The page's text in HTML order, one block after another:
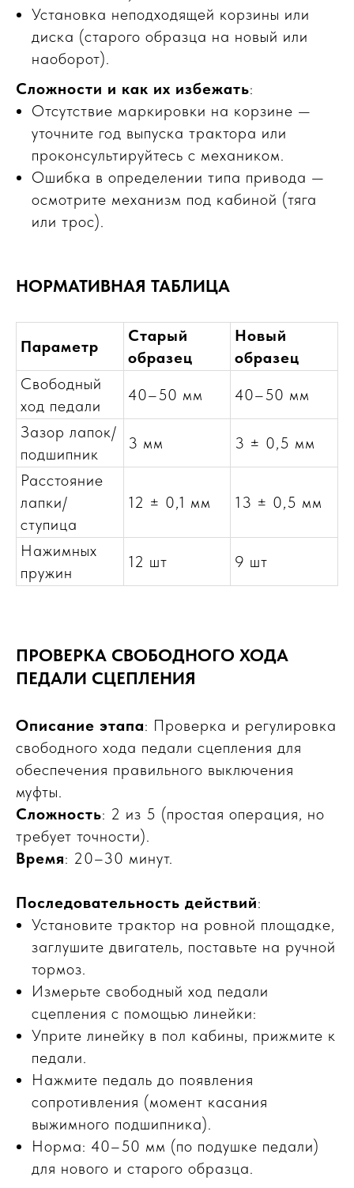
Установка неподходящей корзины или
диска (старого образца на новый или
наоборот).
Сложности и как их избежать:
Отсутствие маркировки на корзине —
уточните год выпуска трактора или
проконсультируйтесь с механиком.
Ошибка в определении типа привода —
осмотрите механизм под кабиной (тяга
или трос).
НОРМАТИВНАЯ ТАБЛИЦА
Параметр
Старый
образец
Новый
образец
Свободный
ход педали
40–50 мм
40–50 мм
Зазор лапок/
подшипник
3 мм
3 ± 0,5 мм
Расстояние
лапки/
ступица
12 ± 0,1 мм 13 ± 0,5 мм
Нажимных
пружин
12 шт 9 шт
ПРОВЕРКА СВОБОДНОГО ХОДА
ПЕДАЛИ СЦЕПЛЕНИЯ
Описание этапа: Проверка и регулировка
свободного хода педали сцепления для
обеспечения правильного выключения
муфты.
Сложность: 2 из 5 (простая операция, но
требует точности).
Время: 20–30 минут.
Последовательность действий:
Установите трактор на ровной площадке,
заглушите двигатель, поставьте на ручной
тормоз.
Измерьте свободный ход педали
сцепления с помощью линейки:
Уприте линейку в пол кабины, прижмите к
педали.
Нажмите педаль до появления
сопротивления (момент касания
выжимного подшипника).
Норма: 40–50 мм (по подушке педали)
для нового и старого образца.